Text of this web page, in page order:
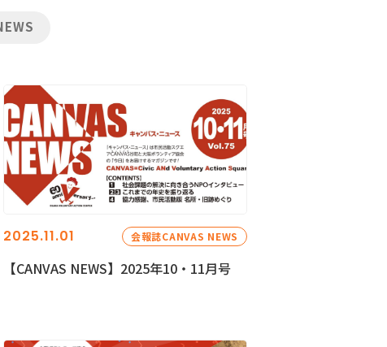
2025.11.01 会報誌CANVAS NEWS
【CANVAS NEWS】2025年10・11月号